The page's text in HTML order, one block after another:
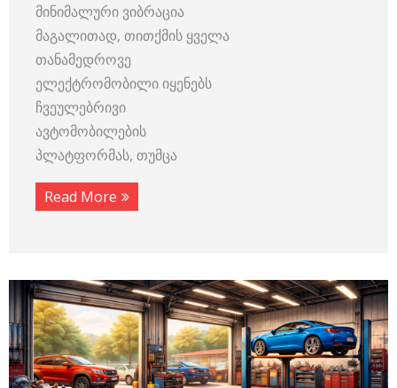
მინიმალური ვიბრაცია
მაგალითად, თითქმის ყველა
თანამედროვე
ელექტრომობილი იყენებს
ჩვეულებრივი
ავტომობილების
პლატფორმას, თუმცა
Read More